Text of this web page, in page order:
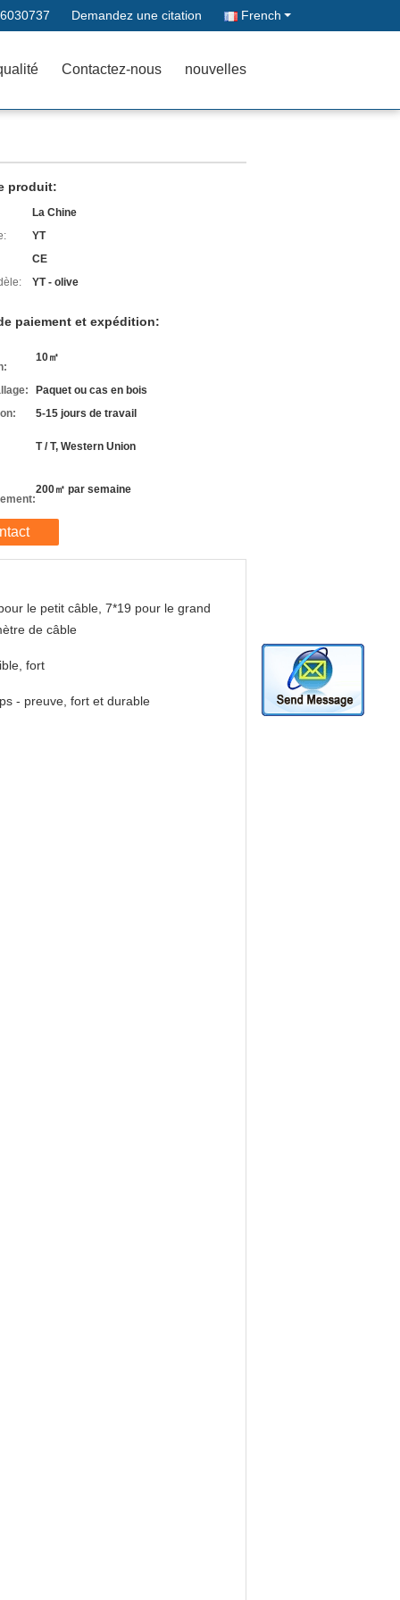
Demandez une citation French
Contactez-nous nouvelles
produit:
La Chine
YT
CE
YT - olive
paiement et expédition:
10㎡
Paquet ou cas en bois
5-15 jours de travail
T / T, Western Union
200㎡ par semaine
le petit câble, 7*19 pour le grand
de câble
fort
- preuve, fort et durable